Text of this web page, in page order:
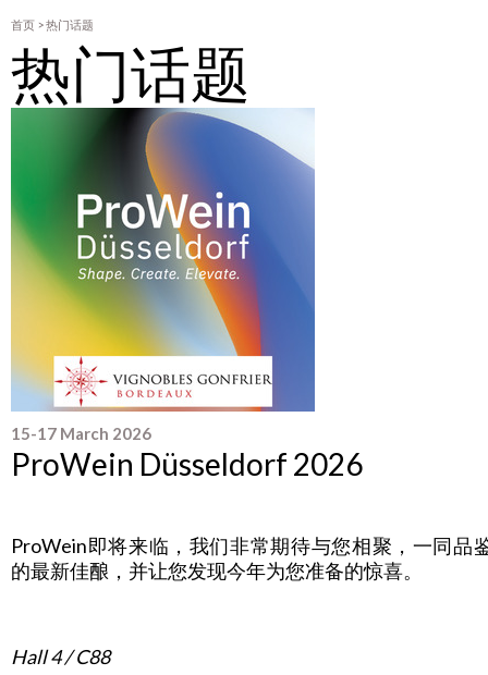
首页 >热门话题
热门话题
15-17 March 2026
ProWein Düsseldorf 2026
ProWein即将来临，我们非常期待与您相聚，一同品
的最新佳酿，并让您发现今年为您准备的惊喜。
Hall 4 / C88